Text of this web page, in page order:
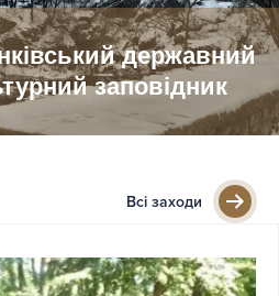
державний
заповідник
Всі заходи